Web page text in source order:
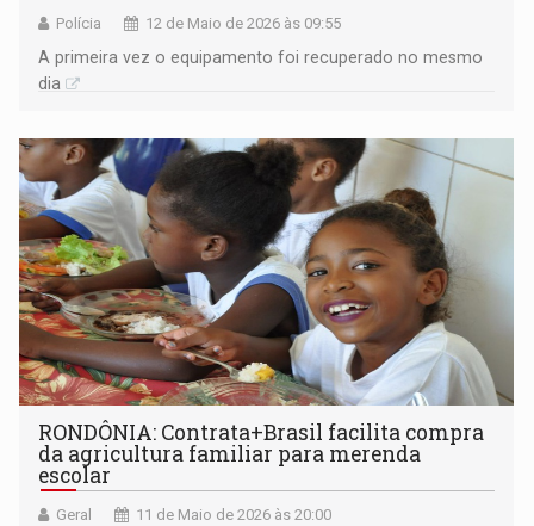
Polícia 12 de Maio de 2026 às 09:55
A primeira vez o equipamento foi recuperado no mesmo
dia
RONDÔNIA: Contrata+Brasil facilita compra
da agricultura familiar para merenda
escolar
Geral 11 de Maio de 2026 às 20:00